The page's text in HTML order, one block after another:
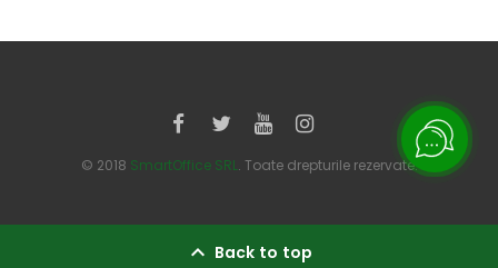
© 2018 SmartOffice SRL. Toate drepturile rezervate.
Back to top